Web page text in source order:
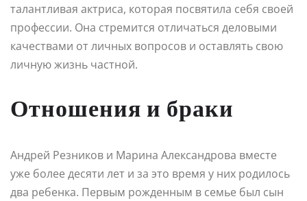
талантливая актриса, которая посвятила себя своей
профессии. Она стремится отличаться деловыми
качествами от личных вопросов и оставлять свою
личную жизнь частной.
Отношения и браки
Андрей Резников и Марина Александрова вместе
уже более десяти лет и за это время у них родилось
два ребенка. Первым рожденным в семье был сын